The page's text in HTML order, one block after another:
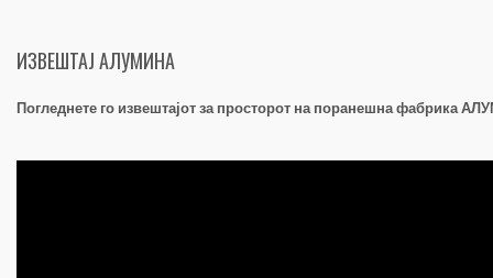
ИЗВЕШТАЈ АЛУМИНА
Погледнете го извештајот за просторот на поранешна фабрика